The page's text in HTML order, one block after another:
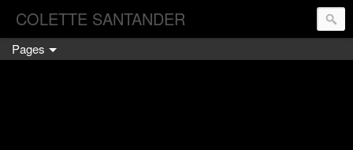
COLETTE SANTANDER
Pages